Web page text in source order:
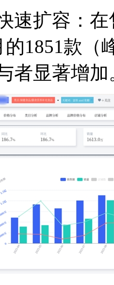
扩容：在
的1851款（
者显著增加